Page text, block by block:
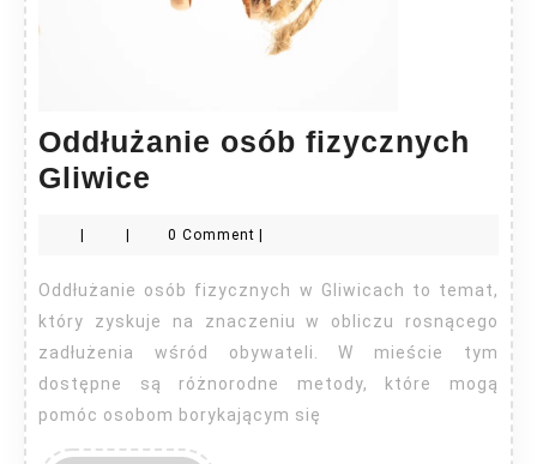
Oddłużanie osób fizycznych
Gliwice
fizycznych
Gliwice
0 Comment
Oddłużanie osób fizycznych w Gliwicach to temat,
który zyskuje na znaczeniu w obliczu rosnącego
zadłużenia wśród obywateli. W mieście tym
dostępne są różnorodne metody, które mogą
pomóc osobom borykającym się